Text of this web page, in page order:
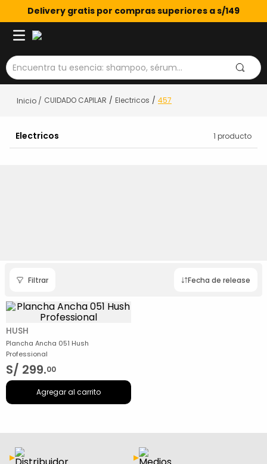
Delivery gratis por compras superiores a s/149
Encuentra tu esencia: shampoo, sérum...
CUIDADO CAPILAR Electricos 457
Electricos 1 producto
Filtrar Fecha de release
HUSH
Plancha Ancha 051 Hush
Professional
S/ 299.00
Agregar al carrito